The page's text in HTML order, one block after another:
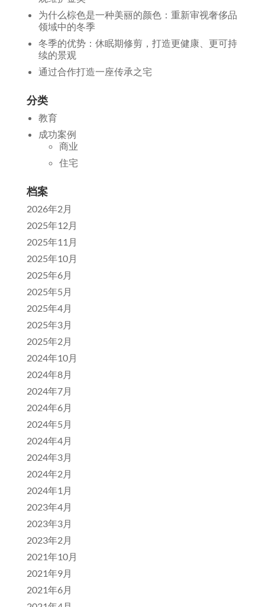
为什么棕色是一种美丽的颜色：重新审视奢侈品
领域中的冬季
冬季的优势：休眠期修剪，打造更健康、更可持
续的景观
通过合作打造一座传承之宅
分类
教育
成功案例
商业
住宅
档案
2026年2月
2025年12月
2025年11月
2025年10月
2025年6月
2025年5月
2025年4月
2025年3月
2025年2月
2024年10月
2024年8月
2024年7月
2024年6月
2024年5月
2024年4月
2024年3月
2024年2月
2024年1月
2023年4月
2023年3月
2023年2月
2021年10月
2021年9月
2021年6月